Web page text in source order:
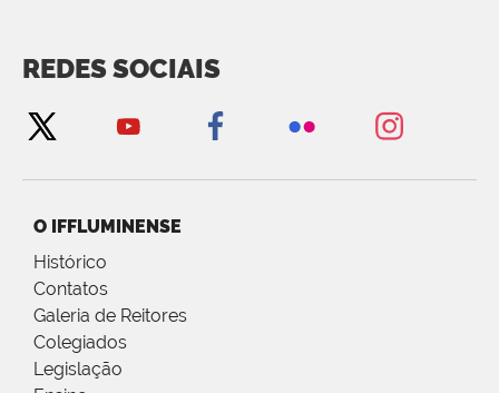
REDES SOCIAIS
O IFFLUMINENSE
Histórico
Contatos
Galeria de Reitores
Colegiados
Legislação